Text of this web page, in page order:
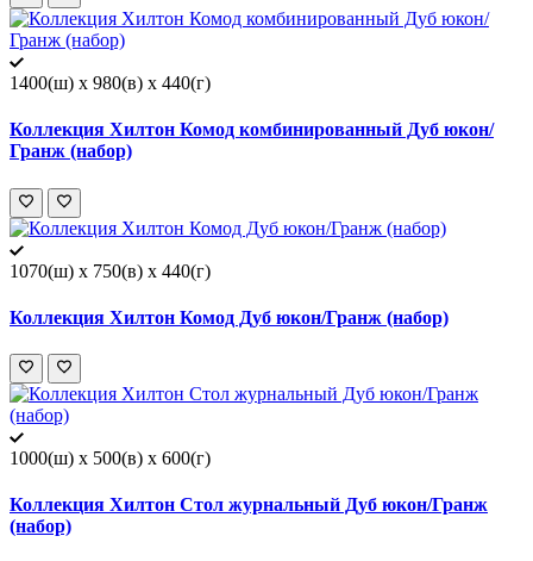
1400(ш) x 980(в) x 440(г)
Коллекция Хилтон Комод комбинированный Дуб юкон/
Гранж (набор)
1070(ш) x 750(в) x 440(г)
Коллекция Хилтон Комод Дуб юкон/Гранж (набор)
1000(ш) x 500(в) x 600(г)
Коллекция Хилтон Стол журнальный Дуб юкон/Гранж
(набор)